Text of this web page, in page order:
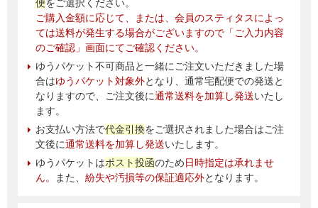
便をご選択ください。
ご購入金額に応じて、または、会員のスティタスによっ
ては送料が発生する場合がございますので「ご入力内容
のご確認」画面にてご確認ください。
ゆうパケット不可商品と一緒にご注文いただきました場
合はゆうパケット対象外となり、通常宅配便での発送と
なりますので、ご注文後に通常送料を加算し発送いたし
ます。
お支払い方法で代金引換をご選択されました場合はご注
文後に通常送料を加算し発送いたします。
ゆうパケットはポスト投函のため日時指定は承れませ
ん。
また、 紛失や汚損等の保証適応外となります。